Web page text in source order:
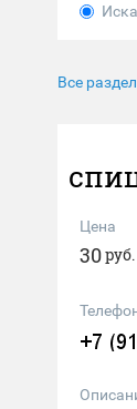
Все
Цена
30руб.